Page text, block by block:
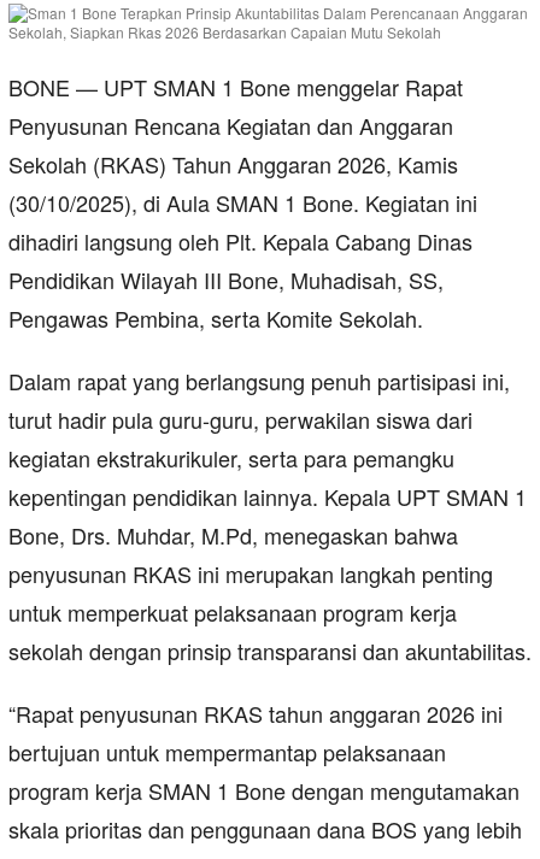
BONE — UPT SMAN 1 Bone menggelar Rapat
Penyusunan Rencana Kegiatan dan Anggaran
Sekolah (RKAS) Tahun Anggaran 2026, Kamis
(30/10/2025), di Aula SMAN 1 Bone. Kegiatan ini
dihadiri langsung oleh Plt. Kepala Cabang Dinas
Pendidikan Wilayah III Bone, Muhadisah, SS,
Pengawas Pembina, serta Komite Sekolah.
Dalam rapat yang berlangsung penuh partisipasi ini,
turut hadir pula guru-guru, perwakilan siswa dari
kegiatan ekstrakurikuler, serta para pemangku
kepentingan pendidikan lainnya. Kepala UPT SMAN 1
Bone, Drs. Muhdar, M.Pd, menegaskan bahwa
penyusunan RKAS ini merupakan langkah penting
untuk memperkuat pelaksanaan program kerja
sekolah dengan prinsip transparansi dan akuntabilitas.
“Rapat penyusunan RKAS tahun anggaran 2026 ini
bertujuan untuk mempermantap pelaksanaan
program kerja SMAN 1 Bone dengan mengutamakan
skala prioritas dan penggunaan dana BOS yang lebih